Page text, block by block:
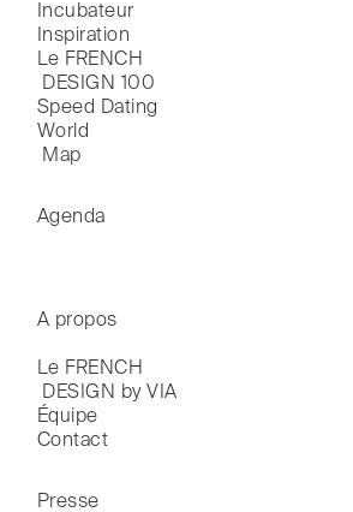
Incubateur
Inspiration
Le FRENCH
DESIGN 100
Speed Dating
World
Map
Agenda
A propos
Le FRENCH
DESIGN by VIA
Équipe
Contact
Presse